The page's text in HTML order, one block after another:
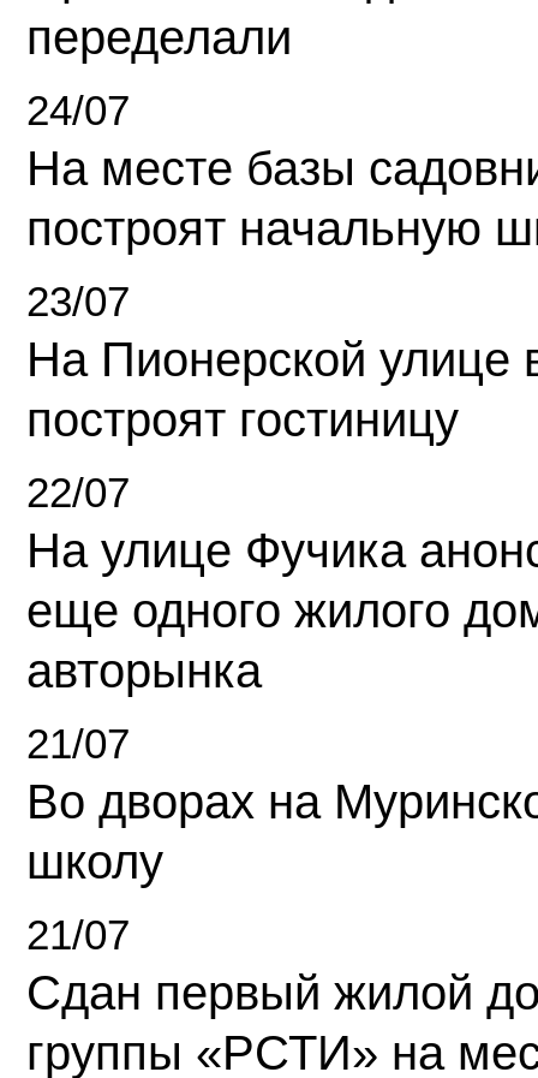
переделали
24/07
На месте базы
построят начальную
23/07
На Пионерской улице
построят гостиницу
22/07
На улице Фучика
еще одного жилого
авторынка
21/07
Во дворах на
школу
21/07
Сдан первый жилой
группы «РСТИ» на